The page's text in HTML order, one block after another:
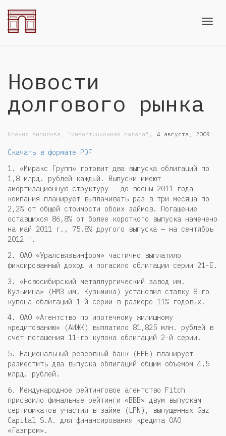
Новости
долгового рынка
Ксения Анпилова, "Инвестиционная палата" , 4 августа, 2009
Скачать в формате PDF
1. «Миракс Групп» готовит два выпуска облигаций по
1,8 млрд. рублей каждый. Выпуски имеют
амортизационную структуру — до весны 2011 года
компания планирует выплачивать раз в три месяца по
2,2% от общей стоимости обоих займов. Погашение
оставшихся 86,8% от более короткого выпуска намечено
на май 2011 г., 75,8% другого выпуска — на сентябрь
2012 г.
2. ОАО «Уралсвязьинформ» частично выплатило
фиксированный доход и погасило облигации серии 21-Е.
3. «Новосибирский металлургический завод им.
Кузьмина» (НМЗ им. Кузьмина) установил ставку 8-го
купона облигаций 1-й серии в размере 11% годовых.
4. ОАО «Агентство по ипотечному жилищному
кредитованию» (АИЖК) выплатило 81,825 млн. рублей в
счет погашения 11-го купона облигаций 2-й серии.
5. Национальный резервный банк (НРБ) планирует
разместить два выпуска облигаций общим объемом 4,5
млрд. рублей.
6. Международное рейтинговое агентство Fitch
присвоило финальные рейтинги «BBB» двум выпускам
сертификатов участия в займе (LPN), выпущенных Gaz
Capital S.A. для финансирования кредита ОАО
«Газпром».